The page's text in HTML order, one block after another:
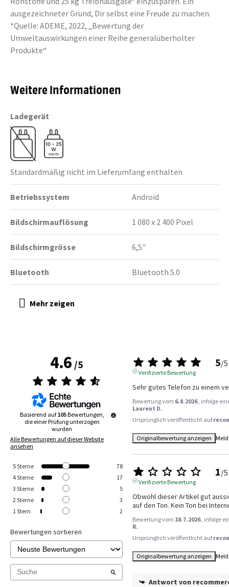
ausgezeichneter Grund, Dir selbst eine Freude zu machen.
*Quelle: ADEME, 2022, „Bewertung der
Umweltauswirkungen einer Reihe generalüberholter
Produkte“
Weitere Informationen
Ladegerät
Standardmäßig nicht im Lieferumfang enthalten
Betriebssystem Android
Bildschirmauflösung 1 080 x 2 400 Pixel
Bildschirmgrösse 6,5"
Bluetooth Bluetooth 5.0
4.6/5
Basierend auf105Bewertungen,
die einer Prüfung unterzogen
wurden
Alle Bewertungen auf dieser Website
ansehen
5Sterne
78
4Sterne
17
3 Sterne
5
2 Sterne
3
1 Stern 2
Bewertungen sortieren
5/5
Verifizierte Bewertung
Sehr gutes Telefon zu einem
Bewertung vom 6.8.2026 , infolge
Laurent D.
Ursprünglich veröffentlicht auf
Originalbewertung anzeigen
1/5
Verifizierte Bewertung
Obwohl dieser Artikel gut
auf den Ton. Kein Ton bei
Bewertung vom 18.7.2026 , infolge
R.
Ursprünglich veröffentlicht auf
Originalbewertung anzeigen
Antwort von